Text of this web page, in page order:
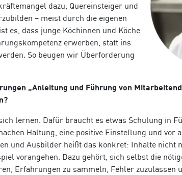
dazu, Quereinsteiger und
– meist durch die eigenen
es, dass junge Köchinnen und Köche
erwerben, statt ins
So beugen wir Überforderung
„Anleitung und Führung von
lernen. Dafür braucht es etwas Schulung in
Haltung, eine positive Einstellung und vor
und Ausbilder heißt das konkret: Inhalte nicht
vorangehen. Dazu gehört, sich selbst die
Erfahrungen zu sammeln, Fehler zuzulassen